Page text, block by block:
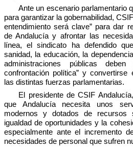
Ante un escenario parlamentario
para garantizar la gobernabilidad,
entendimiento será clave” para dar
de Andalucía y afrontar las
línea, el sindicato ha defendido
sanidad, la educación, la
administraciones públicas
confrontación política” y convertirse
las distintas fuerzas parlamentarias.
El presidente de CSIF
que Andalucía necesita unos
modernos y dotados de recursos
igualdad de oportunidades y la
especialmente ante el incremento
necesidades de personal que sufren